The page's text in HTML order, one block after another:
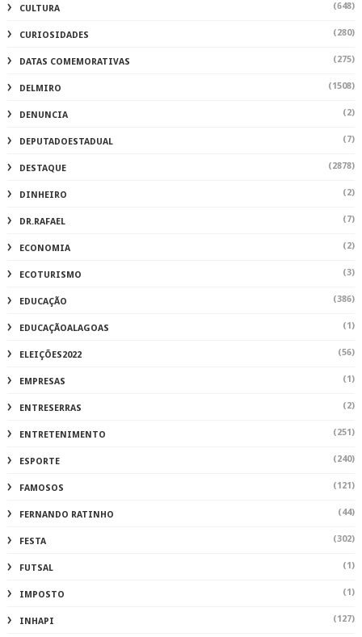
CULTURA (648)
CURIOSIDADES (280)
DATAS COMEMORATIVAS (275)
DELMIRO (1508)
DENUNCIA (2)
DEPUTADOESTADUAL (7)
DESTAQUE (2878)
DINHEIRO (2)
DR.RAFAEL (7)
ECONOMIA (2)
ECOTURISMO (3)
EDUCAÇÃO (386)
EDUCAÇÃOALAGOAS (1)
ELEIÇÕES2022 (56)
EMPRESAS (1)
ENTRESERRAS (2)
ENTRETENIMENTO (251)
ESPORTE (240)
FAMOSOS (121)
FERNANDO RATINHO (44)
FESTA (302)
FUTSAL (1)
IMPOSTO (1)
INHAPI (127)